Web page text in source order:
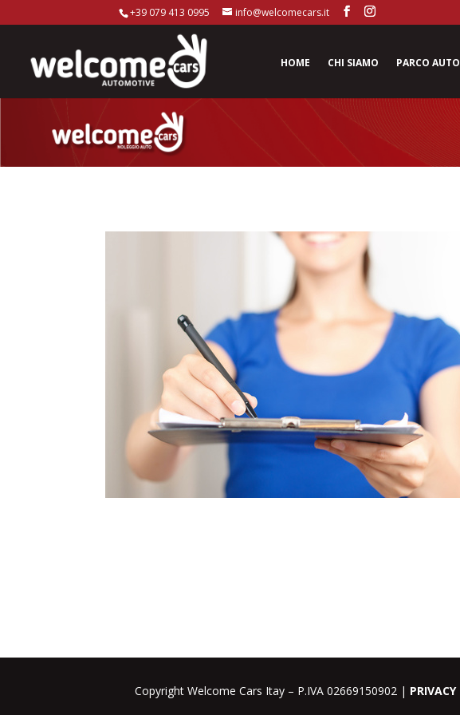
+39 079 413 0995 info@welcomecars.it
Home Chi siamo Parco auto
Copyright Welcome Cars Itay – P.IVA 02669150902 |